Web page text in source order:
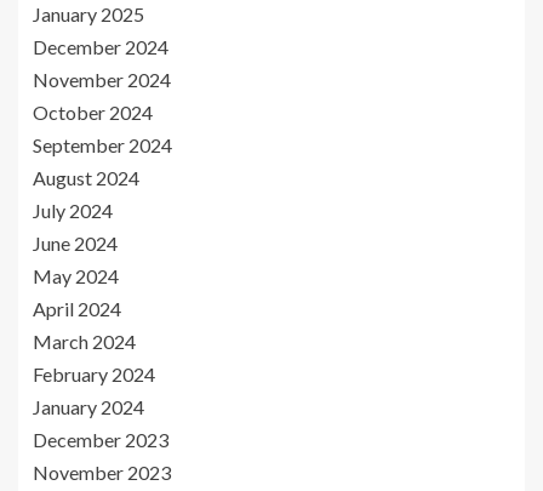
January 2025
December 2024
November 2024
October 2024
September 2024
August 2024
July 2024
June 2024
May 2024
April 2024
March 2024
February 2024
January 2024
December 2023
November 2023